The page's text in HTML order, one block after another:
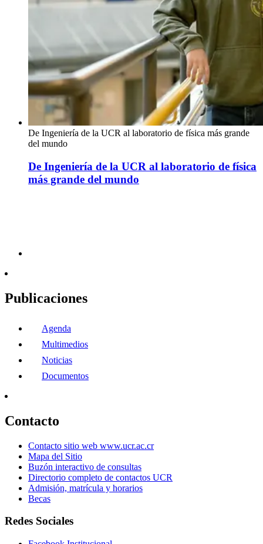
De Ingeniería de la UCR al laboratorio de física más grande
del mundo
De Ingeniería de la UCR al laboratorio de física
más grande del mundo
Publicaciones
Agenda
Multimedios
Noticias
Documentos
Contacto
Contacto sitio web www.ucr.ac.cr
Mapa del Sitio
Buzón interactivo de consultas
Directorio completo de contactos UCR
Admisión, matrícula y horarios
Becas
Redes Sociales